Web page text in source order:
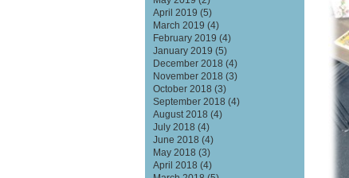
April 2019 (5)
March 2019 (4)
February 2019 (4)
January 2019 (5)
December 2018 (4)
November 2018 (3)
October 2018 (3)
September 2018 (4)
August 2018 (4)
July 2018 (4)
June 2018 (4)
May 2018 (3)
April 2018 (4)